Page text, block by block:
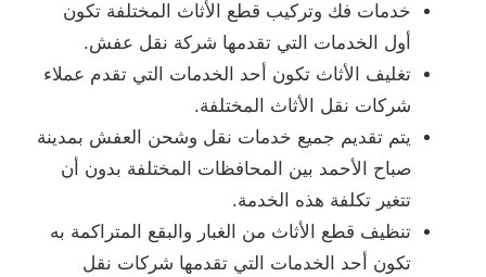
خدمات فك وتركيب قطع الأثاث المختلفة تكون
أول الخدمات التي تقدمها شركة نقل عفش.
تغليف الأثاث تكون أحد الخدمات التي تقدم عملاء
شركات نقل الأثاث المختلفة.
يتم تقديم جميع خدمات نقل وشحن العفش بمدينة
صباح الأحمد بين المحافظات المختلفة بدون أن
تتغير تكلفة هذه الخدمة.
تنظيف قطع الأثاث من الغبار والبقع المتراكمة به
تكون أحد الخدمات التي تقدمها شركات نقل